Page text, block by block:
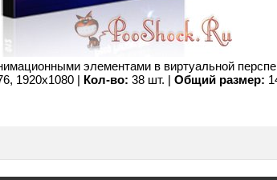
элементами в виртуальной
1920x1080 | Кол-во: 38 шт. | Общий размер: